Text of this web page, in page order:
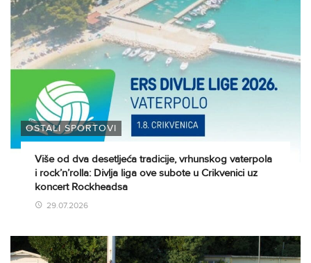
OSTALI SPORTOVI
Više od dva desetljeća tradicije, vrhunskog vaterpola
i rock’n’rolla: Divlja liga ove subote u Crikvenici uz
koncert Rockheadsa
29.07.2026